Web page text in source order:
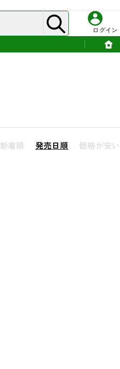
ログイン
新着順 発売日順 価格が安い